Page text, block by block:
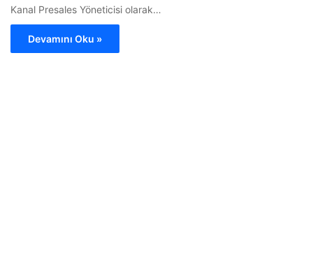
Kanal Presales Yöneticisi olarak…
Devamını Oku »